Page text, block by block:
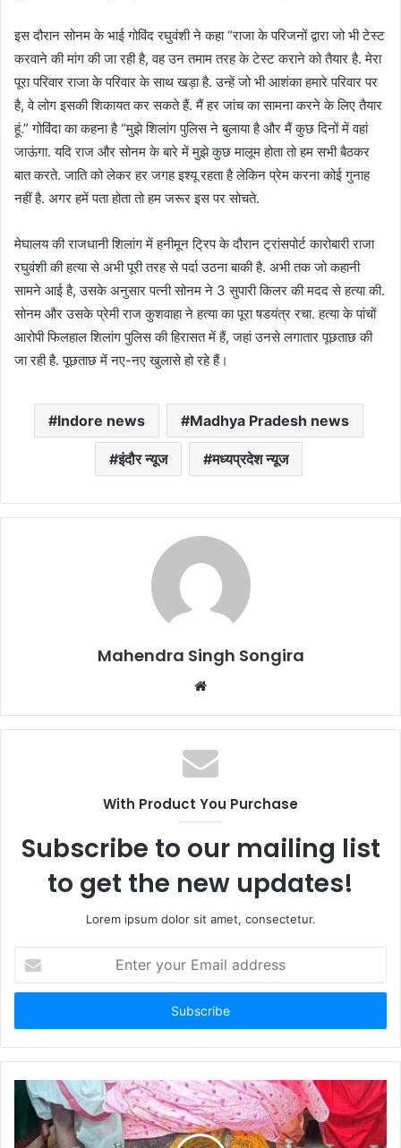
इस दौरान सोनम के भाई गोविंद रघुवंशी ने कहा “राजा के परिजनों द्वारा जो भी टेस्ट
करवाने की मांग की जा रही है, वह उन तमाम तरह के टेस्ट कराने को तैयार है. मेरा
पूरा परिवार राजा के परिवार के साथ खड़ा है. उन्हें जो भी आशंका हमारे परिवार पर
है, वे लोग इसकी शिकायत कर सकते हैं. मैं हर जांच का सामना करने के लिए तैयार
हूं.” गोविंदा का कहना है “मुझे शिलांग पुलिस ने बुलाया है और मैं कुछ दिनों में वहां
जाऊंगा. यदि राज और सोनम के बारे में मुझे कुछ मालूम होता तो हम सभी बैठकर
बात करते. जाति को लेकर हर जगह इश्यू रहता है लेकिन प्रेम करना कोई गुनाह
नहीं है. अगर हमें पता होता तो हम जरूर इस पर सोचते.
मेघालय की राजधानी शिलांग में हनीमून ट्रिप के दौरान ट्रांसपोर्ट कारोबारी राजा
रघुवंशी की हत्या से अभी पूरी तरह से पर्दा उठना बाकी है. अभी तक जो कहानी
सामने आई है, उसके अनुसार पत्नी सोनम ने 3 सुपारी किलर की मदद से हत्या की.
सोनम और उसके प्रेमी राज कुशवाहा ने हत्या का पूरा षडयंत्र रचा. हत्या के पांचों
आरोपी फिलहाल शिलांग पुलिस की हिरासत में हैं, जहां उनसे लगातार पूछताछ की
जा रही है. पूछताछ में नए-नए खुलासे हो रहे हैं।
Indore news Madhya Pradesh news
इंदौर न्यूज मध्यप्रदेश न्यूज
Mahendra Singh Songira
Website
With Product You Purchase
Subscribe to our mailing list
to get the new updates!
Lorem ipsum dolor sit amet, consectetur.
your
Email